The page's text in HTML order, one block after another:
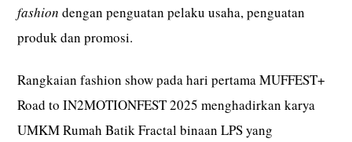
fashion dengan penguatan pelaku usaha, penguatan
produk dan promosi.
Rangkaian fashion show pada hari pertama MUFFEST+
Road to IN2MOTIONFEST 2025 menghadirkan karya
UMKM Rumah Batik Fractal binaan LPS yang